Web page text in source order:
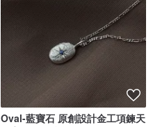
Oval-藍寶石 原創設計金工項鍊天